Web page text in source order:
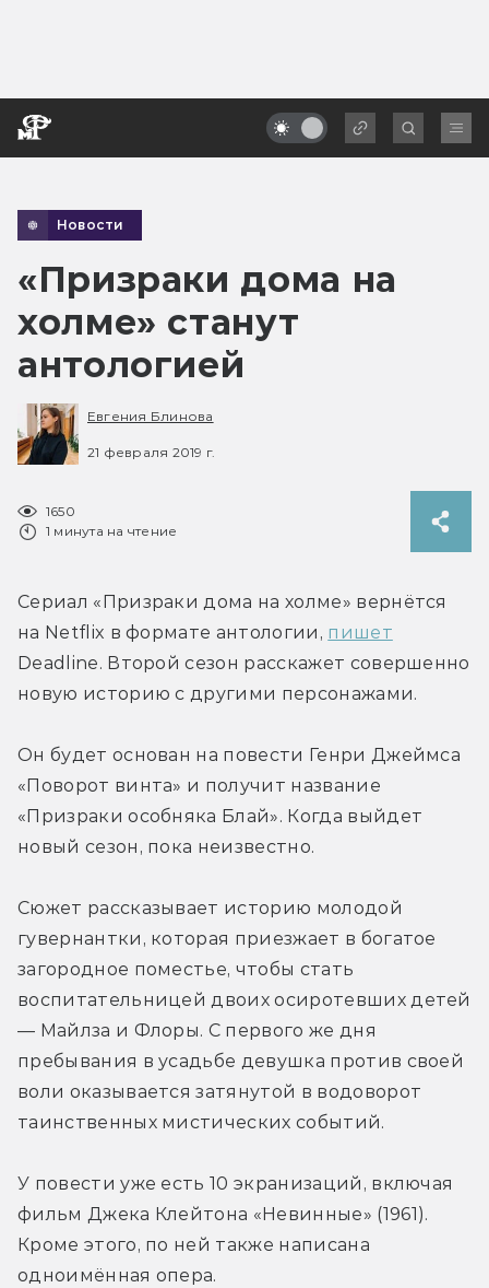
Новости
«Призраки дома на
холме» станут
антологией
Евгения Блинова
21 февраля 2019 г.
1650
1 минута на чтение
Сериал «Призраки дома на холме» вернётся
на Netflix в формате антологии, пишет
Deadline. Второй сезон расскажет совершенно
новую историю с другими персонажами.
Он будет основан на повести Генри Джеймса
«Поворот винта» и получит название
«Призраки особняка Блай». Когда выйдет
новый сезон, пока неизвестно.
Сюжет рассказывает историю молодой
гувернантки, которая приезжает в богатое
загородное поместье, чтобы стать
воспитательницей двоих осиротевших детей
— Майлза и Флоры. С первого же дня
пребывания в усадьбе девушка против своей
воли оказывается затянутой в водоворот
таинственных мистических событий.
У повести уже есть 10 экранизаций, включая
фильм Джека Клейтона «Невинные» (1961).
Кроме этого, по ней также написана
одноимённая опера.